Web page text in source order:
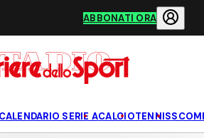
ABBONATI ORA
CALENDARIO SERIE ACALCIOTENNIS